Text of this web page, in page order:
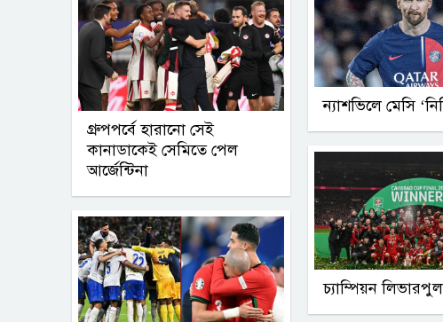
গ্রুপপর্বে হারানো সেই
কানাডাকেই সেমিতে পেল
আর্জেন্টিনা
ন্যাশভিলে মেসি
চ্যাম্পিয়ন লিভারপুল